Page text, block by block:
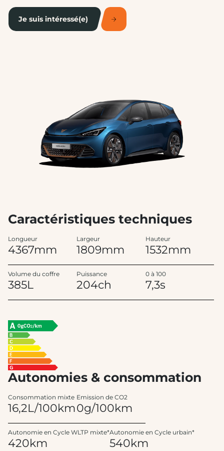
Je suis intéressé(e)
Caractéristiques techniques
Longueur
4367mm
Largeur
1809mm
Hauteur
1532mm
Volume du coffre
385L
Puissance
204ch
0 à 100
7,3s
Autonomies & consommation
Consommation mixte
16,2L/100km
Emission de CO2
0g/100km
Autonomie en Cycle WLTP mixte*
420km
Autonomie en Cycle urbain*
540km